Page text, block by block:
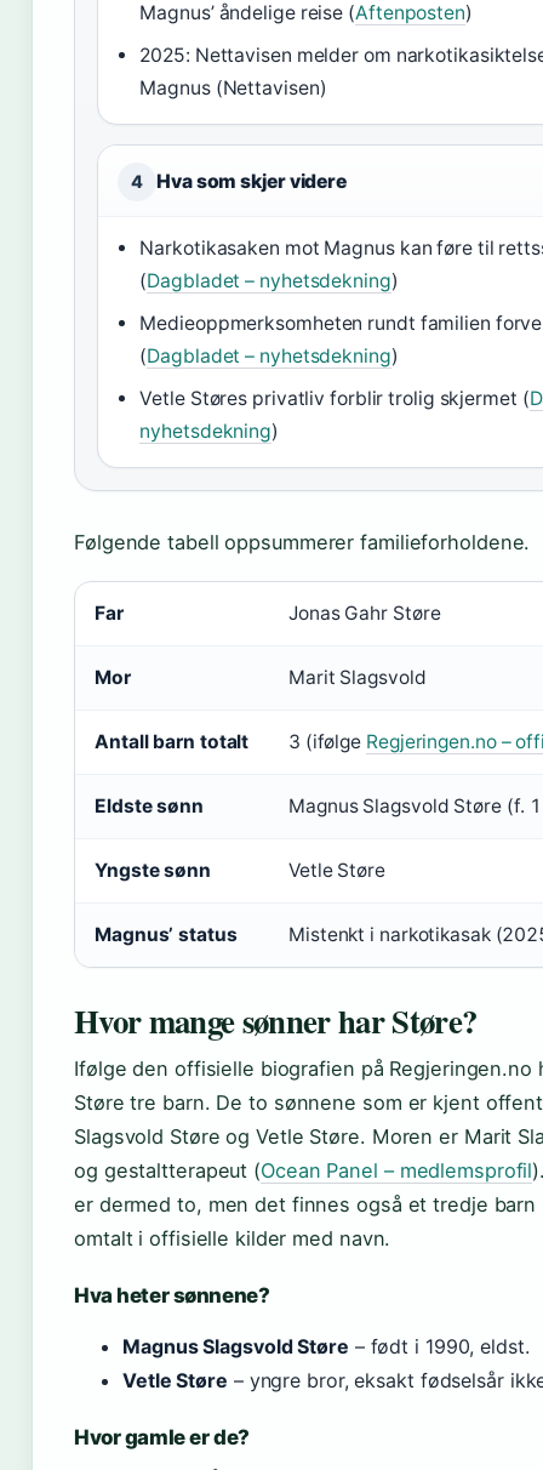
Magnus’ åndelige reise (Aftenposten)
2025: Nettavisen melder om
Magnus (Nettavisen)
4 Hva som skjer videre
Narkotikasaken mot Magnus kan føre til
(Dagbladet – nyhetsdekning)
Medieoppmerksomheten rundt familien
(Dagbladet – nyhetsdekning)
Vetle Støres privatliv forblir trolig skjermet (
nyhetsdekning)
Følgende tabell oppsummerer familieforholdene.
Nøkkelfakta om Jonas Gahr Støres sønner
Far Jonas Gahr Støre
Mor Marit Slagsvold
Antall barn totalt 3 (ifølge Regjeringen.no –
Eldste sønn Magnus Slagsvold Støre (f.
Yngste sønn Vetle Støre
Magnus’ status Mistenkt i narkotikasak
Hvor mange sønner har Støre?
Ifølge den offisielle biografien på Regjeringen.no
Støre tre barn. De to sønnene som er kjent
Slagsvold Støre og Vetle Støre. Moren er Marit
og gestaltterapeut (Ocean Panel – medlemsprofil
er dermed to, men det finnes også et tredje barn
omtalt i offisielle kilder med navn.
Hva heter sønnene?
Magnus Slagsvold Støre – født i 1990, eldst.
Vetle Støre – yngre bror, eksakt fødselsår
Hvor gamle er de?